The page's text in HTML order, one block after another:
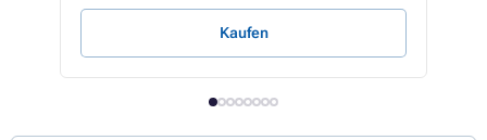
Kaufen